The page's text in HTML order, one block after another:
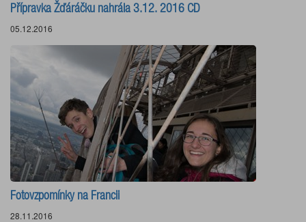
Přípravka Žďáráčku nahrála 3.12. 2016 CD
05.12.2016
Fotovzpomínky na Francii
28.11.2016